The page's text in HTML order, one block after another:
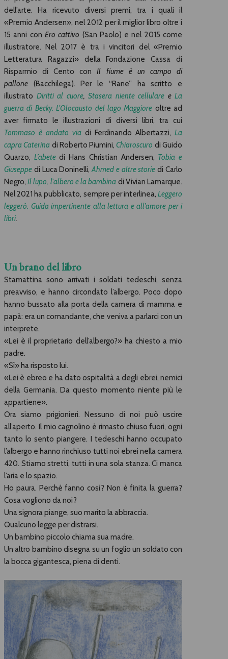
dell’arte. Ha ricevuto diversi premi, tra i quali il
«Premio Andersen», nel 2012 per il miglior libro oltre i
15 anni con Ero cattivo (San Paolo) e nel 2015 come
illustratore. Nel 2017 è tra i vincitori del «Premio
Letteratura Ragazzi» della Fondazione Cassa di
Risparmio di Cento conIl fiume è un campo di
pallone (Bacchilega). Per le “Rane” ha scritto e
illustrato Diritti al cuore, Stasera niente cellulare e La
guerra di Becky. L'Olocausto del lago Maggiore oltre ad
aver firmato le illustrazioni di diversi libri, tra cui
Tommaso è andato via di Ferdinando Albertazzi, La
capra Caterina di Roberto Piumini,Chiaroscuro di Guido
Quarzo, L’abetedi Hans Christian Andersen, Tobia e
Giuseppe di Luca Doninelli, Ahmed e altre storie di Carlo
Negro,Il lupo, l'albero e la bambina di Vivian Lamarque.
Nel 2021 ha pubblicato, sempre per interlinea, Leggero
leggerò. Guida impertinente alla lettura e all’amore per i
libri.
Un brano del libro
Stamattina sono arrivati i soldati tedeschi, senza
preavviso, e hanno circondato l’albergo. Poco dopo
hanno bussato alla porta della camera di mamma e
papà: era un comandante, che veniva a parlarci con un
interprete.
«Lei è il proprietario dell’albergo?» ha chiesto a mio
padre.
«Sì» ha risposto lui.
«Lei è ebreo e ha dato ospitalità a degli ebrei, nemici
della Germania. Da questo momento niente più le
appartiene».
Ora siamo prigionieri. Nessuno di noi può uscire
all’aperto. Il mio cagnolino è rimasto chiuso fuori, ogni
tanto lo sento piangere. I tedeschi hanno occupato
l’albergo e hanno rinchiuso tutti noi ebrei nella camera
420. Stiamo stretti, tutti in una sola stanza. Ci manca
l’aria e lo spazio.
Ho paura. Perché fanno così? Non è finita la guerra?
Cosa vogliono da noi?
Una signora piange, suo marito la abbraccia.
Qualcuno legge per distrarsi.
Un bambino piccolo chiama sua madre.
Un altro bambino disegna su un foglio un soldato con
la bocca gigantesca, piena di denti.